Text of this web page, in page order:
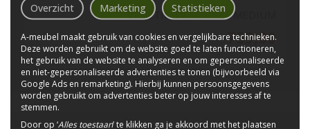
VENETIË TV MEUBEL MEDIUM
759,00
Overzicht Marketing Statistieken
A-meubel maakt gebruik van cookies en vergelijkbare technieken.
Deze worden gebruikt om de website goed te laten functioneren,
het gebruik van de website te analyseren en om gepersonaliseerde
en niet-gepersonaliseerde advertenties te tonen (bijvoorbeeld via
Google Ads en remarketing). Hierbij kunnen persoonsgegevens
worden gebruikt om advertenties beter op jouw interesses af te
stemmen.
Door op ‘Alles toestaan’ te klikken ga je akkoord met het plaatsen